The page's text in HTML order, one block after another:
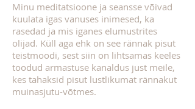
Minu meditatsioone ja seansse võivad
kuulata igas vanuses inimesed, ka
rasedad ja mis iganes elumustrites
olijad. Küll aga ehk on see rännak pisut
teistmoodi, sest siin on lihtsamas keeles
toodud armastuse kanaldus just meile,
kes tahaksid pisut lustlikumat rännakut
muinasjutu-võtmes.